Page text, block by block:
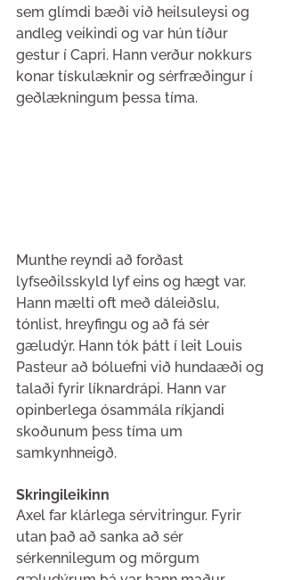
sem glímdi bæði við heilsuleysi og
andleg veikindi og var hún tíður
gestur í Capri. Hann verður nokkurs
konar tískulæknir og sérfræðingur í
geðlækningum þessa tíma.
Munthe reyndi að forðast
lyfseðilsskyld lyf eins og hægt var.
Hann mælti oft með dáleiðslu,
tónlist, hreyfingu og að fá sér
gæludýr. Hann tók þátt í leit Louis
Pasteur að bóluefni við hundaæði og
talaði fyrir líknardrápi. Hann var
opinberlega ósammála ríkjandi
skoðunum þess tíma um
samkynhneigð.
Skringileikinn
Axel far klárlega sérvitringur. Fyrir
utan það að sanka að sér
sérkennilegum og mörgum